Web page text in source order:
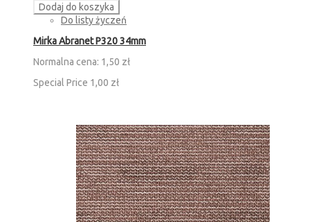
Dodaj do koszyka
Do listy życzeń
Mirka Abranet P320 34mm
Normalna cena: 1,50 zł
Special Price 1,00 zł